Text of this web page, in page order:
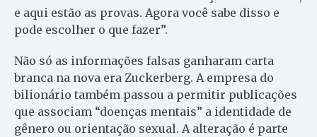
e aqui estão as provas. Agora você sabe disso e
pode escolher o que fazer”.
Não só as informações falsas ganharam carta
branca na nova era Zuckerberg. A empresa do
bilionário também passou a permitir publicações
que associam “doenças mentais” a identidade de
gênero ou orientação sexual. A alteração é parte